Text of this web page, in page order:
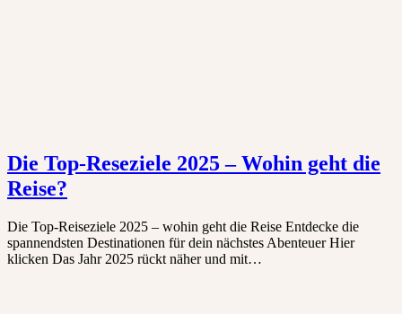
Die Top-Reseziele 2025 – Wohin geht die
Reise?
Die Top-Reiseziele 2025 – wohin geht die Reise Entdecke die
spannendsten Destinationen für dein nächstes Abenteuer Hier
klicken Das Jahr 2025 rückt näher und mit…